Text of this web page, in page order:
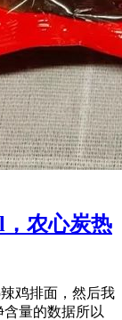
农心炭热
鸡排面，然后我
量的数据所以